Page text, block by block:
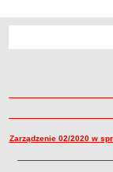
Techniczne
Zarządzenie 02/2020 w